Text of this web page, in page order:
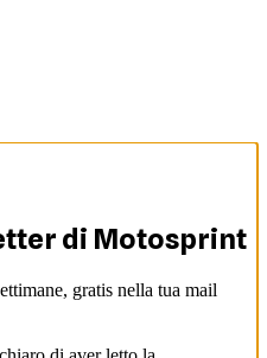
di Motosprint
gratis nella tua mail